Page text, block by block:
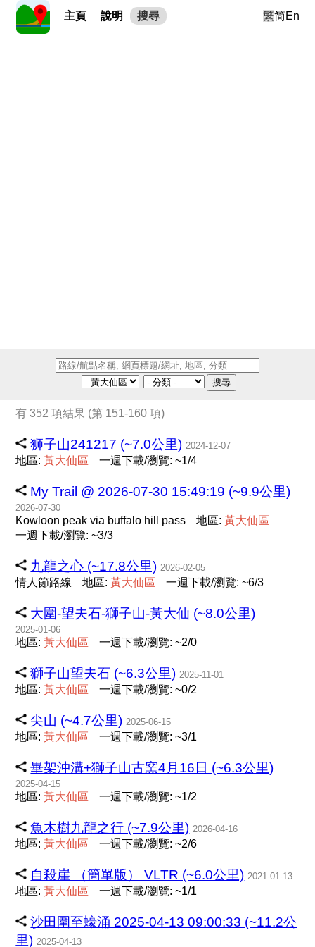
主頁 說明 搜尋 繁简En
搜尋
有 352 項結果 (第 151-160 項)
狮子山241217 (~7.0公里) 2024-12-07
地區:黃大仙區 一週下載/瀏覽: ~1/4
My Trail @ 2026-07-30 15:49:19 (~9.9公里)
2026-07-30
Kowloon peak via buffalo hill pass 地區:黃大仙區
一週下載/瀏覽: ~3/3
九龍之心 (~17.8公里) 2026-02-05
情人節路線 地區:黃大仙區 一週下載/瀏覽: ~6/3
大圍-望夫石-獅子山-黃大仙 (~8.0公里)
2025-01-06
地區:黃大仙區 一週下載/瀏覽: ~2/0
獅子山望夫石 (~6.3公里) 2025-11-01
地區:黃大仙區 一週下載/瀏覽: ~0/2
尖山 (~4.7公里) 2025-06-15
地區:黃大仙區 一週下載/瀏覽: ~3/1
畢架沖溝+獅子山古窯4月16日 (~6.3公里)
2025-04-15
地區:黃大仙區 一週下載/瀏覽: ~1/2
魚木樹九龍之行 (~7.9公里) 2026-04-16
地區:黃大仙區 一週下載/瀏覽: ~2/6
自殺崖 （簡單版） VLTR (~6.0公里) 2021-01-13
地區:黃大仙區 一週下載/瀏覽: ~1/1
沙田圍至蠔涌 2025-04-13 09:00:33 (~11.2公
里) 2025-04-13